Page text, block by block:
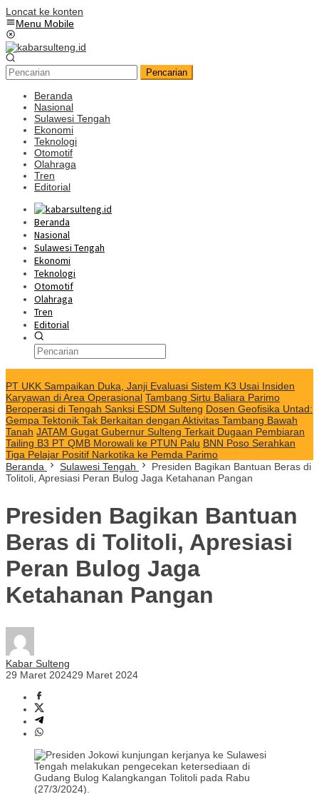
Loncat ke konten
Menu Mobile
Pencarian
Beranda
Nasional
Sulawesi Tengah
Ekonomi
Teknologi
Otomotif
Olahraga
Tren
Editorial
Beranda
Nasional
Sulawesi Tengah
Ekonomi
Teknologi
Otomotif
Olahraga
Tren
Editorial
PT UKK Sampaikan Duka, Janji Evaluasi Sistem K3 Usai Insiden
Karyawan di Area Operasional Tambang Sirtu Baliara Parimo
Beroperasi di Tengah Sanksi ESDM Sulteng Dosen Geofisika Untad:
Gempa Tektonik Tak Berkaitan dengan Aktivitas Tambang Bawah
Tanah JATAM Gugat Gubernur Sulteng Terkait Dugaan Pembiaran
Tailing B3 PT QMB Morowali ke PTUN Palu BNN Poso Serahkan
Tiga Pelajar Positif Narkotika ke Pemda Parimo
Beranda
Sulawesi Tengah
Presiden Bagikan Bantuan Beras di
Tolitoli, Apresiasi Peran Bulog Jaga Ketahanan Pangan
Presiden Bagikan Bantuan
Beras di Tolitoli, Apresiasi
Peran Bulog Jaga
Ketahanan Pangan
Kabar Sulteng
29 Maret 202429 Maret 2024